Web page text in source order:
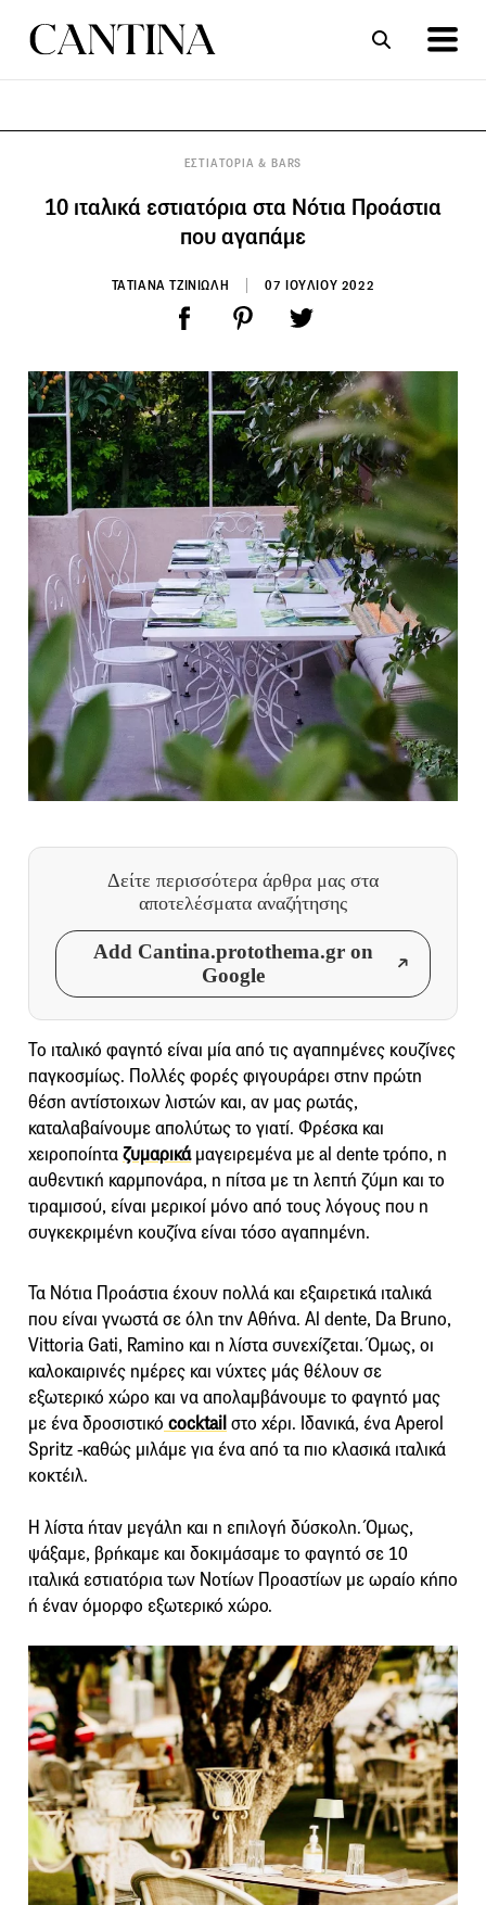
ΕΣΤΙΑΤΟΡΙΑ & BARS
10 ιταλικά εστιατόρια στα Νότια Προάστια
που αγαπάμε
ΤΑΤΙΑΝΑ ΤΖΙΝΙΩΛΗ 07 ΙΟΥΛΙΟΥ 2022
Δείτε περισσότερα άρθρα μας στα
αποτελέσματα αναζήτησης
Add Cantina.protothema.gr on
Google
Το ιταλικό φαγητό είναι μία από τις αγαπημένες κουζίνες
παγκοσμίως. Πολλές φορές φιγουράρει στην πρώτη
θέση αντίστοιχων λιστών και, αν μας ρωτάς,
καταλαβαίνουμε απολύτως το γιατί. Φρέσκα και
χειροποίηταζυμαρικάμαγειρεμένα με al dente τρόπο, η
αυθεντική καρμπονάρα, η πίτσα με τη λεπτή ζύμη και το
τιραμισού, είναι μερικοί μόνο από τους λόγους που η
συγκεκριμένη κουζίνα είναι τόσο αγαπημένη.
Τα Νότια Προάστια έχουν πολλά και εξαιρετικά ιταλικά
που είναι γνωστά σε όλη την Αθήνα. Al dente, Da Bruno,
Vittoria Gati, Raminο και η λίστα συνεχίζεται. Όμως, οι
καλοκαιρινές ημέρες και νύχτες μάς θέλουν σε
εξωτερικό χώρο και να απολαμβάνουμε το φαγητό μας
με ένα δροσιστικό cocktail στο χέρι. Ιδανικά, ένα Aperol
Spritz -καθώς μιλάμε για ένα από τα πιο κλασικά ιταλικά
κοκτέιλ.
Η λίστα ήταν μεγάλη και η επιλογή δύσκολη. Όμως,
ψάξαμε, βρήκαμε και δοκιμάσαμε το φαγητό σε 10
ιταλικά εστιατόρια των Νοτίων Προαστίων με ωραίο κήπο
ή έναν όμορφο εξωτερικό χώρο.